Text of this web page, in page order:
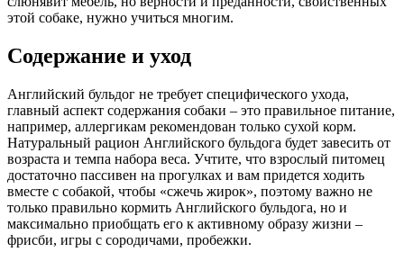
этой собаке, нужно учиться многим.
Содержание и уход
Английский бульдог не требует специфического ухода,
главный аспект содержания собаки – это правильное питание,
например, аллергикам рекомендован только сухой корм.
Натуральный рацион Английского бульдога будет завесить от
возраста и темпа набора веса. Учтите, что взрослый питомец
достаточно пассивен на прогулках и вам придется ходить
вместе с собакой, чтобы «сжечь жирок», поэтому важно не
только правильно кормить Английского бульдога, но и
максимально приобщать его к активному образу жизни –
фрисби, игры с сородичами, пробежки.